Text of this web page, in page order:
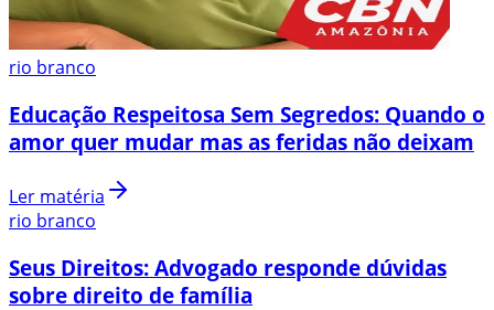
rio branco
Educação Respeitosa Sem Segredos: Quando o
amor quer mudar mas as feridas não deixam
Ler matéria
rio branco
Seus Direitos: Advogado responde dúvidas
sobre direito de família